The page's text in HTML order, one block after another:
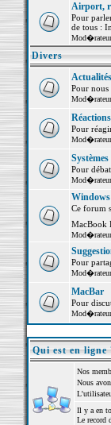
Airport,
Pour
de tous :
Divers
Actualités
Pour
Pour
Pour
Ce forum
MacBook
Pour
MacBar
Pour
Qui est en ligne
Nos
Nous
Il y a en
Le record